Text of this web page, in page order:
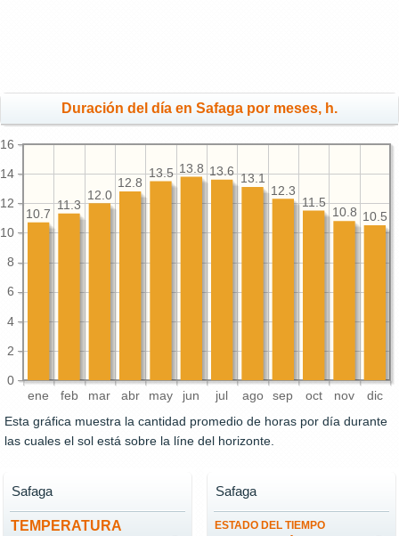
Duración del día en Safaga por meses, h.
ene feb mar abr may jun jul ago sep oct nov dic
0
2
4
6
8
10
12
14
16
10.5
10.8
11.5
12.3
13.1
13.6
13.8
13.5
12.8
12.0
11.3
10.7
Esta gráfica muestra la cantidad promedio de horas por día durante
las cuales el sol está sobre la líne del horizonte.
TEMPERATURA
Safaga
ESTADO DEL TIEMPO
Safaga